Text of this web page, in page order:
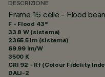
DESCRIZIONE
Frame 15 celle - Flood
F - Flood 43°
33.8 W (sistema)
2365.5 lm (sistema)
69.99 lm/W
3500 K
CRI 92 - Rf (Colour Fidelity
DALI-2